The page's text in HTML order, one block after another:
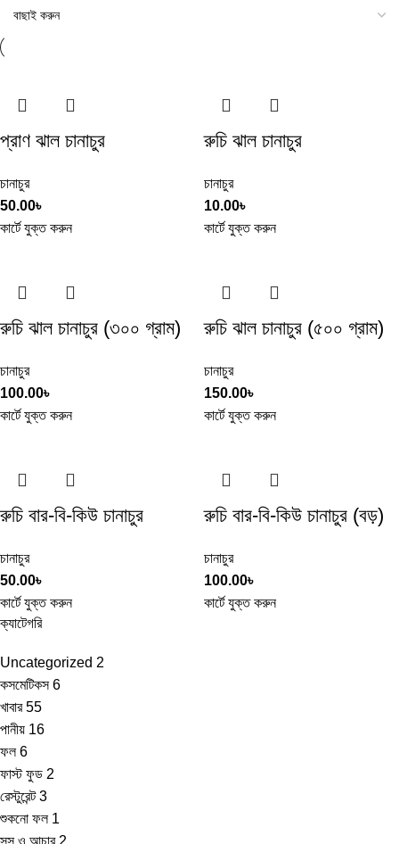
প্রাণ ঝাল চানাচুর
চানাচুর
50.00৳
কার্টে যুক্ত করুন
রুচি ঝাল চানাচুর
চানাচুর
10.00৳
কার্টে যুক্ত করুন
রুচি ঝাল চানাচুর (৩০০ গ্রাম)
চানাচুর
100.00৳
কার্টে যুক্ত করুন
রুচি ঝাল চানাচুর (৫০০ গ্রাম)
চানাচুর
150.00৳
কার্টে যুক্ত করুন
রুচি বার-বি-কিউ চানাচুর
চানাচুর
50.00৳
কার্টে যুক্ত করুন
রুচি বার-বি-কিউ চানাচুর (বড়)
চানাচুর
100.00৳
কার্টে যুক্ত করুন
ক্যাটেগরি
Uncategorized 2
কসমেটিকস 6
খাবার 55
পানীয় 16
ফল 6
ফাস্ট ফুড 2
রেস্টুরেন্ট 3
শুকনো ফল 1
সস ও আচার 2